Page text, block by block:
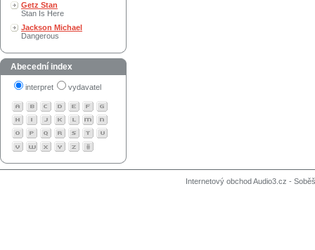
Getz Stan
Stan Is Here
Jackson Michael
Dangerous
Abecední index
interpret vydavatel
Internetový obchod Audio3.cz -